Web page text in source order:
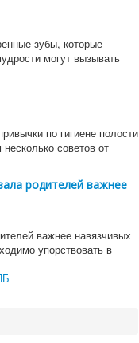
зубы, которые
могут вызывать
по гигиене полости
советов от
родителей важнее
важнее навязчивых
упорствовать в